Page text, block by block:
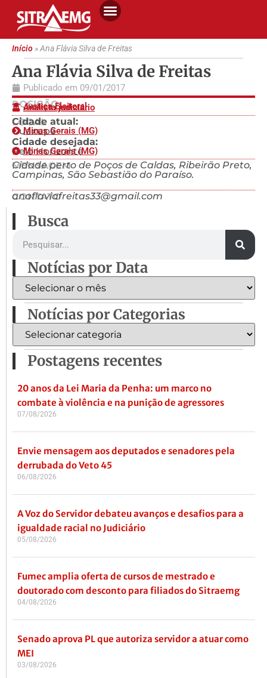
Início»Ana Flávia Silva de Freitas
Ana Flávia Silva de Freitas
Publicado em 09/01/2017
POSIÇÃO
Justiça Eleitoral
Analista judiciário
LOCAL
Cidade atual:
Guaxupé
Minas Gerais (MG)
Cidade desejada:
Belo Horizonte
Minas Gerais (MG)
MENSAGEM
Cidade perto de Poços de Caldas, Ribeirão Preto,
Campinas, São Sebastião do Paraíso.
CONTATO
anaflaviafreitas33@gmail.com
Busca
Notícias por Data
Notícias por Categorias
Postagens recentes
20 anos da Lei Maria da Penha: um marco no
combate à violência e na punição de agressores
07/08/2026
Envie mensagem aos deputados e senadores pela
derrubada do Veto 45
06/08/2026
A Voz do Servidor debateu avanços e desafios para a
igualdade racial no Judiciário
05/08/2026
Fumec amplia oferta de cursos de mestrado e
doutorado com desconto para filiados do Sitraemg
04/08/2026
Senado aprova PL que autoriza servidor a atuar como
MEI
03/08/2026